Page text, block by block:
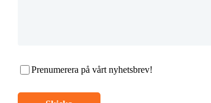
Prenumerera på vårt nyhetsbrev!